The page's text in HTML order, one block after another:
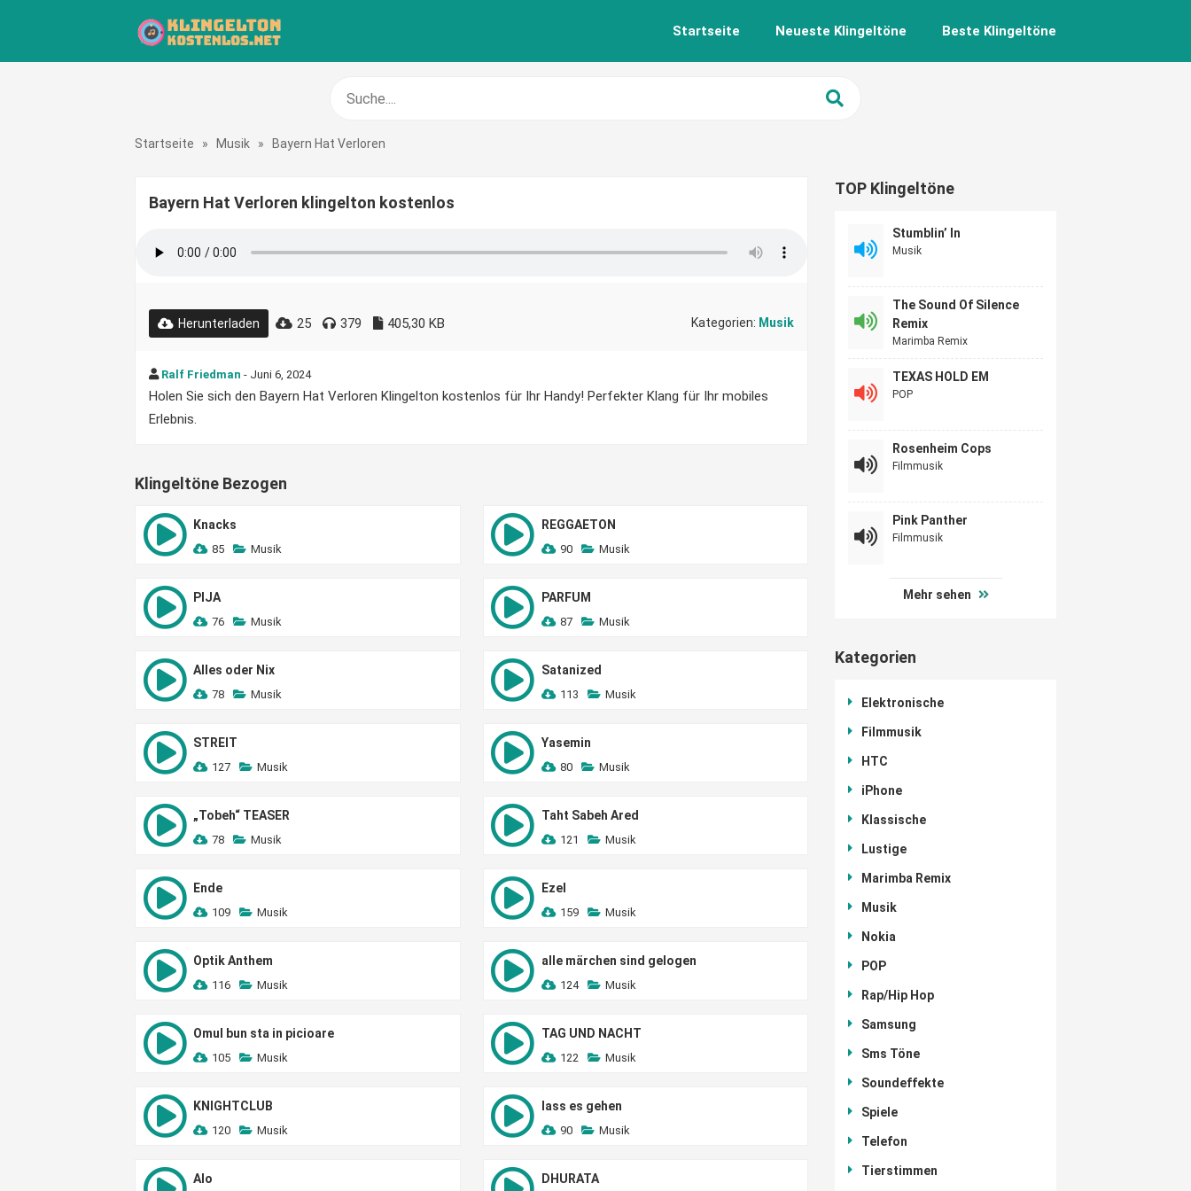
Startseite Neueste Klingeltöne Beste Klingeltöne
Startseite » Musik » Bayern Hat Verloren
Bayern Hat Verloren klingelton kostenlos
Herunterladen 25 379 405,30 KB Kategorien: Musik
Ralf Friedman - Juni 6, 2024
Holen Sie sich den Bayern Hat Verloren Klingelton kostenlos für Ihr Handy! Perfekter Klang für Ihr mobiles
Erlebnis.
Klingeltöne Bezogen
Knacks
85 Musik
REGGAETON
90 Musik
PIJA
76 Musik
PARFUM
87 Musik
Alles oder Nix
78 Musik
Satanized
113 Musik
STREIT
127 Musik
Yasemin
80 Musik
„Tobeh“ TEASER
78 Musik
Taht Sabeh Ared
121 Musik
Ende
109 Musik
Ezel
159 Musik
Optik Anthem
116 Musik
alle märchen sind gelogen
124 Musik
Omul bun sta in picioare
105 Musik
TAG UND NACHT
122 Musik
KNIGHTCLUB
120 Musik
lass es gehen
90 Musik
Alo DHURATA
TOP Klingeltöne
Stumblin’ In
Musik
The Sound Of Silence
Remix
Marimba Remix
TEXAS HOLD EM
POP
Rosenheim Cops
Filmmusik
Pink Panther
Filmmusik
Mehr sehen
Kategorien
Elektronische
Filmmusik
HTC
iPhone
Klassische
Lustige
Marimba Remix
Musik
Nokia
POP
Rap/Hip Hop
Samsung
Sms Töne
Soundeffekte
Spiele
Telefon
Tierstimmen